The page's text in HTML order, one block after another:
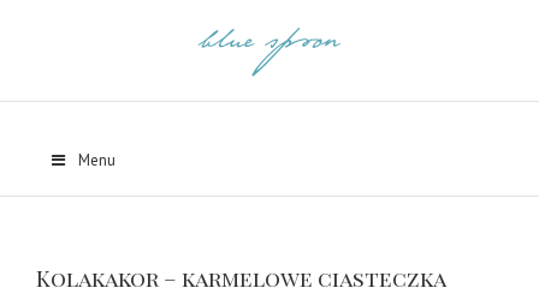
Menu
Kolakakor – karmelowe ciasteczka